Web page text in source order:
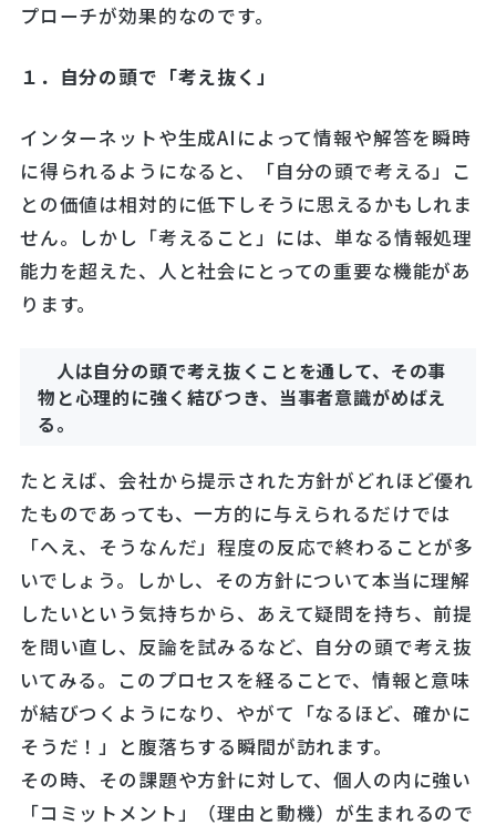
プローチが効果的なのです。
１．自分の頭で「考え抜く」
インターネットや生成AIによって情報や解答を瞬時
に得られるようになると、「自分の頭で考える」こ
との価値は相対的に低下しそうに思えるかもしれま
せん。しかし「考えること」には、単なる情報処理
能力を超えた、人と社会にとっての重要な機能があ
ります。
人は自分の頭で考え抜くことを通して、その事
物と心理的に強く結びつき、当事者意識がめばえ
る。
たとえば、会社から提示された方針がどれほど優れ
たものであっても、一方的に与えられるだけでは
「へえ、そうなんだ」程度の反応で終わることが多
いでしょう。しかし、その方針について本当に理解
したいという気持ちから、あえて疑問を持ち、前提
を問い直し、反論を試みるなど、自分の頭で考え抜
いてみる。このプロセスを経ることで、情報と意味
が結びつくようになり、やがて「なるほど、確かに
そうだ！」と腹落ちする瞬間が訪れます。
その時、その課題や方針に対して、個人の内に強い
「コミットメント」（理由と動機）が生まれるので